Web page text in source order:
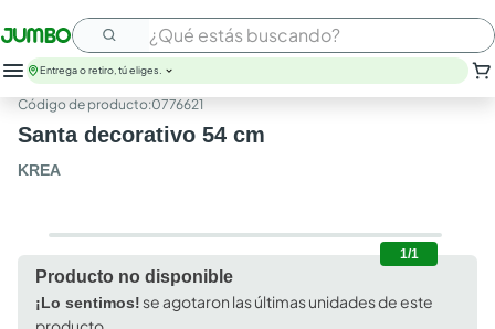
¿Qué estás buscando?
Entrega o retiro, tú eliges.
:0776621
Santa decorativo 54 cm
KREA
1/1
Producto no disponible
¡Lo sentimos!se agotaron las últimas unidades de este